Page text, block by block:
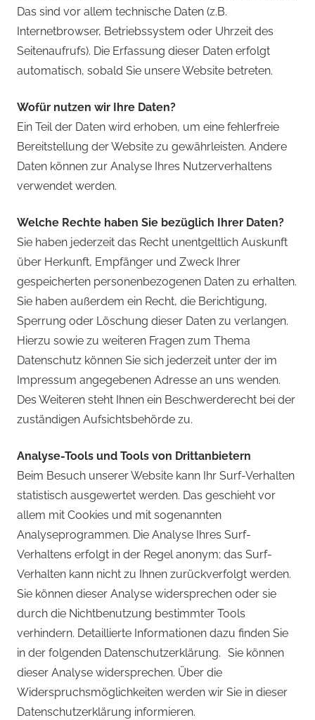
Das sind vor allem technische Daten (z.B.
Internetbrowser, Betriebssystem oder Uhrzeit des
Seitenaufrufs). Die Erfassung dieser Daten erfolgt
automatisch, sobald Sie unsere Website betreten.
Wofür nutzen wir Ihre Daten?
Ein Teil der Daten wird erhoben, um eine fehlerfreie
Bereitstellung der Website zu gewährleisten. Andere
Daten können zur Analyse Ihres Nutzerverhaltens
verwendet werden.
Welche Rechte haben Sie bezüglich Ihrer Daten?
Sie haben jederzeit das Recht unentgeltlich Auskunft
über Herkunft, Empfänger und Zweck Ihrer
gespeicherten personenbezogenen Daten zu erhalten.
Sie haben außerdem ein Recht, die Berichtigung,
Sperrung oder Löschung dieser Daten zu verlangen.
Hierzu sowie zu weiteren Fragen zum Thema
Datenschutz können Sie sich jederzeit unter der im
Impressum angegebenen Adresse an uns wenden.
Des Weiteren steht Ihnen ein Beschwerderecht bei der
zuständigen Aufsichtsbehörde zu.
Analyse-Tools und Tools von Drittanbietern
Beim Besuch unserer Website kann Ihr Surf-Verhalten
statistisch ausgewertet werden. Das geschieht vor
allem mit Cookies und mit sogenannten
Analyseprogrammen. Die Analyse Ihres Surf-
Verhaltens erfolgt in der Regel anonym; das Surf-
Verhalten kann nicht zu Ihnen zurückverfolgt werden.
Sie können dieser Analyse widersprechen oder sie
durch die Nichtbenutzung bestimmter Tools
verhindern. Detaillierte Informationen dazu finden Sie
in der folgenden Datenschutzerklärung. Sie können
dieser Analyse widersprechen. Über die
Widerspruchsmöglichkeiten werden wir Sie in dieser
Datenschutzerklärung informieren.